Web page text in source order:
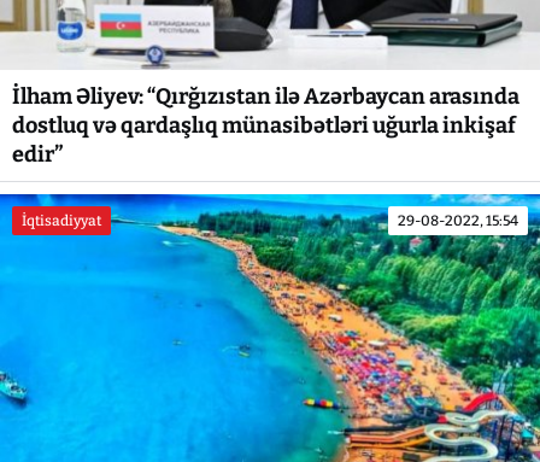
İlham Əliyev: “Qırğızıstan ilə Azərbaycan arasında
dostluq və qardaşlıq münasibətləri uğurla inkişaf
edir”
İqtisadiyyat 29-08-2022, 15:54